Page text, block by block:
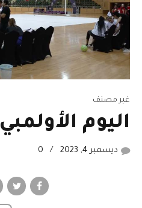
غير مصنف
اليوم الأولمبي
ديسمبر 4, 2023 0